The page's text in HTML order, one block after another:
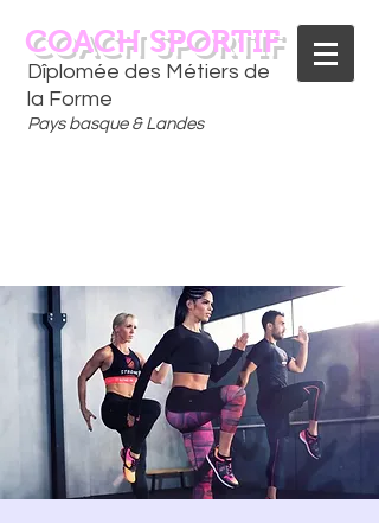
Dîplomée des Métiers de
la Forme
Pays basque & Landes
COACH SPORTIF